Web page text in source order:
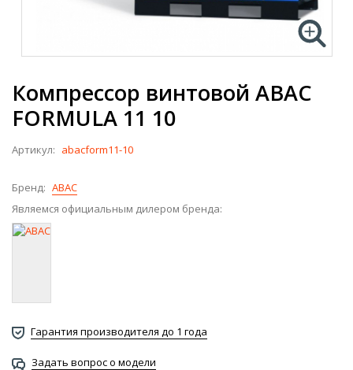
Компрессор винтовой ABAC
FORMULA 11 10
Артикул: abacform11-10
Бренд: ABAC
Являемся официальным дилером бренда:
Гарантия производителя до 1 года
Задать вопрос о модели